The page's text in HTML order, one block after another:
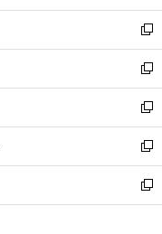
開
く
ウ
で
開
く
ン
ド
ウ
で
開
く
ウ
ィ
ン
ド
ウ
で
開
く
新
し
い
ウ
ィ
ン
ド
ウ
で
開
新
し
い
ウ
ィ
ン
ド
ウ
新
し
い
ウ
ィ
ン
新
し
い
ウ
新
し